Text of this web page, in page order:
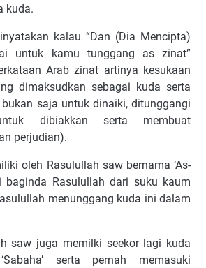
kuda.
kalau “Dan (Dia Mencipta)
untuk kamu tunggang as zinat”
Arab zinat artinya kesukaan
dimaksudkan sebagai kuda serta
saja untuk dinaiki, ditunggangi
dibiakkan serta membuat
perjudian).
oleh Rasulullah saw bernama ‘As-
baginda Rasulullah dari suku kaum
menunggang kuda ini dalam
saw juga memilki seekor lagi kuda
serta pernah memasuki